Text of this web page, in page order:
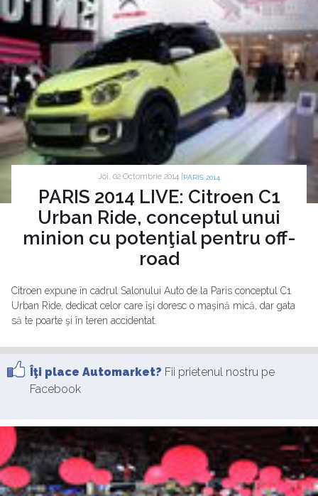
Joi, 02 Octombrie 2014 | PARIS 2014
PARIS 2014 LIVE: Citroen C1
Urban Ride, conceptul unui
minion cu potenţial pentru off-
road
Citroen expune în cadrul Salonului Auto de la Paris conceptul C1
Urban Ride, dedicat celor care îşi doresc o maşină mică, dar gata
să te poarte şi în teren accidentat.
Îţi place Automarket? Fii prietenul nostru pe
Facebook